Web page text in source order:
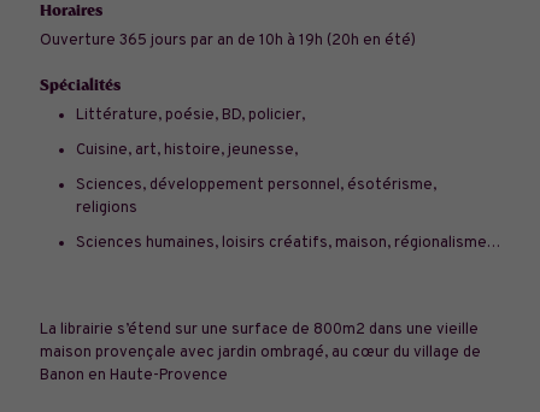
Horaires
Ouverture 365 jours par an de 10h à 19h (20h en été)
Spécialités
Littérature, poésie, BD, policier,
Cuisine, art, histoire, jeunesse,
Sciences, développement personnel, ésotérisme,
religions
Sciences humaines, loisirs créatifs, maison, régionalisme…
La librairie s’étend sur une surface de 800m2 dans une vieille
maison provençale avec jardin ombragé, au cœur du village de
Banon en Haute-Provence